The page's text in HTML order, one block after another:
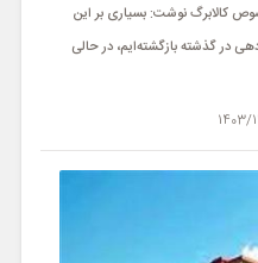
ای
کالابرگ نوشت: بسیاری بر این
در گذشته بازگشته‌ایم، در حالی